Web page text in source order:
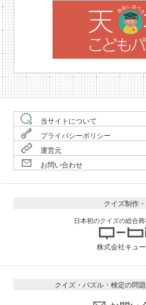
当サイトについて
プライバシーポリシー
運営元
お問い合わせ
クイズ制作
日本初のクイズの総合
株式会社キュ
クイズ・パズル・検定の問